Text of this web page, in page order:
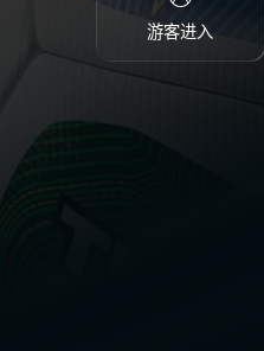
游客进入